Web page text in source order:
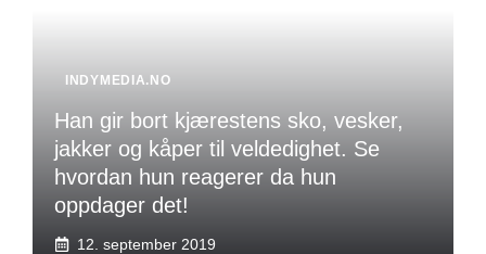
INDYMEDIA.NO
Han gir bort kjærestens sko, vesker,
jakker og kåper til veldedighet. Se
hvordan hun reagerer da hun
oppdager det!
12. september 2019